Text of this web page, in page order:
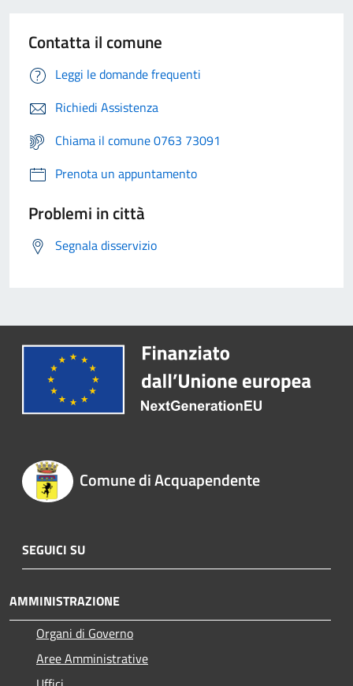
Contatta il comune
Leggi le domande frequenti
Richiedi Assistenza
Chiama il comune 0763 73091
Prenota un appuntamento
Problemi in città
Segnala disservizio
Comune di Acquapendente
SEGUICI SU
AMMINISTRAZIONE
Organi di Governo
Aree Amministrative